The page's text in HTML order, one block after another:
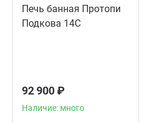
Печь банная Протопи
Подкова 14С
92 900 ₽
Наличие: много